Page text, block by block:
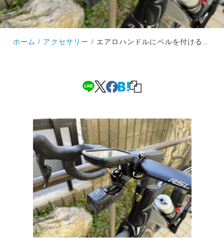
ホーム アクセサリー エアロハンドルにベルを付ける場所はマウントで解決